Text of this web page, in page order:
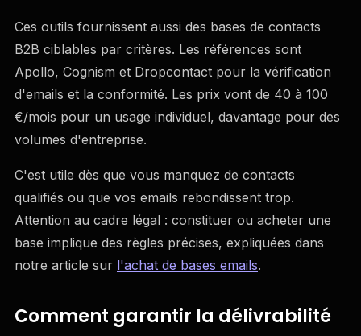
Ces outils fournissent aussi des bases de contacts
B2B ciblables par critères. Les références sont
Apollo, Cognism et Dropcontact pour la vérification
d'emails et la conformité. Les prix vont de 40 à 100
€/mois pour un usage individuel, davantage pour des
volumes d'entreprise.
C'est utile dès que vous manquez de contacts
qualifiés ou que vos emails rebondissent trop.
Attention au cadre légal : constituer ou acheter une
base implique des règles précises, expliquées dans
notre article sur l'achat de bases emails.
Comment garantir la délivrabilité